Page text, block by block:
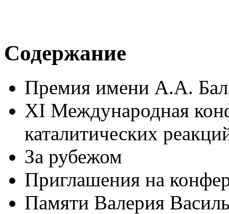
Содержание
Премия имени А.А.
XI Международная
каталитических
За рубежом
Приглашения на
Памяти Валерия